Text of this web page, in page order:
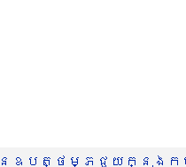
បានឧបត្ថម្ភជួយក្នុង